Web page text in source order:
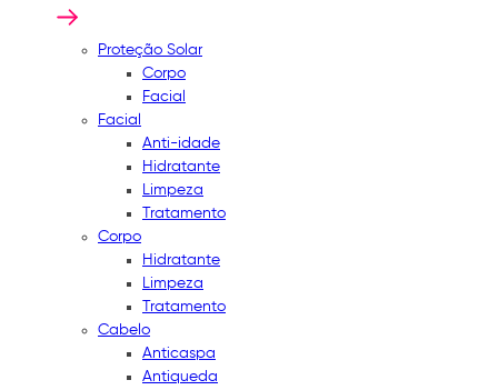
Proteção Solar
Corpo
Facial
Facial
Anti-idade
Hidratante
Limpeza
Tratamento
Corpo
Hidratante
Limpeza
Tratamento
Cabelo
Anticaspa
Antiqueda